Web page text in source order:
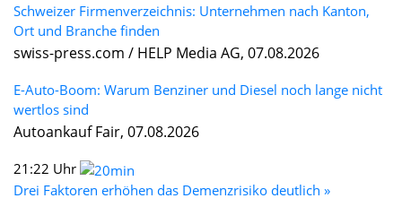
Schweizer Firmenverzeichnis: Unternehmen nach Kanton,
Ort und Branche finden
swiss-press.com / HELP Media AG, 07.08.2026
E-Auto-Boom: Warum Benziner und Diesel noch lange nicht
wertlos sind
Autoankauf Fair, 07.08.2026
21:22 Uhr
Drei Faktoren erhöhen das Demenzrisiko deutlich »